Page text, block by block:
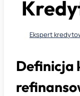
Ekspert
Definicja